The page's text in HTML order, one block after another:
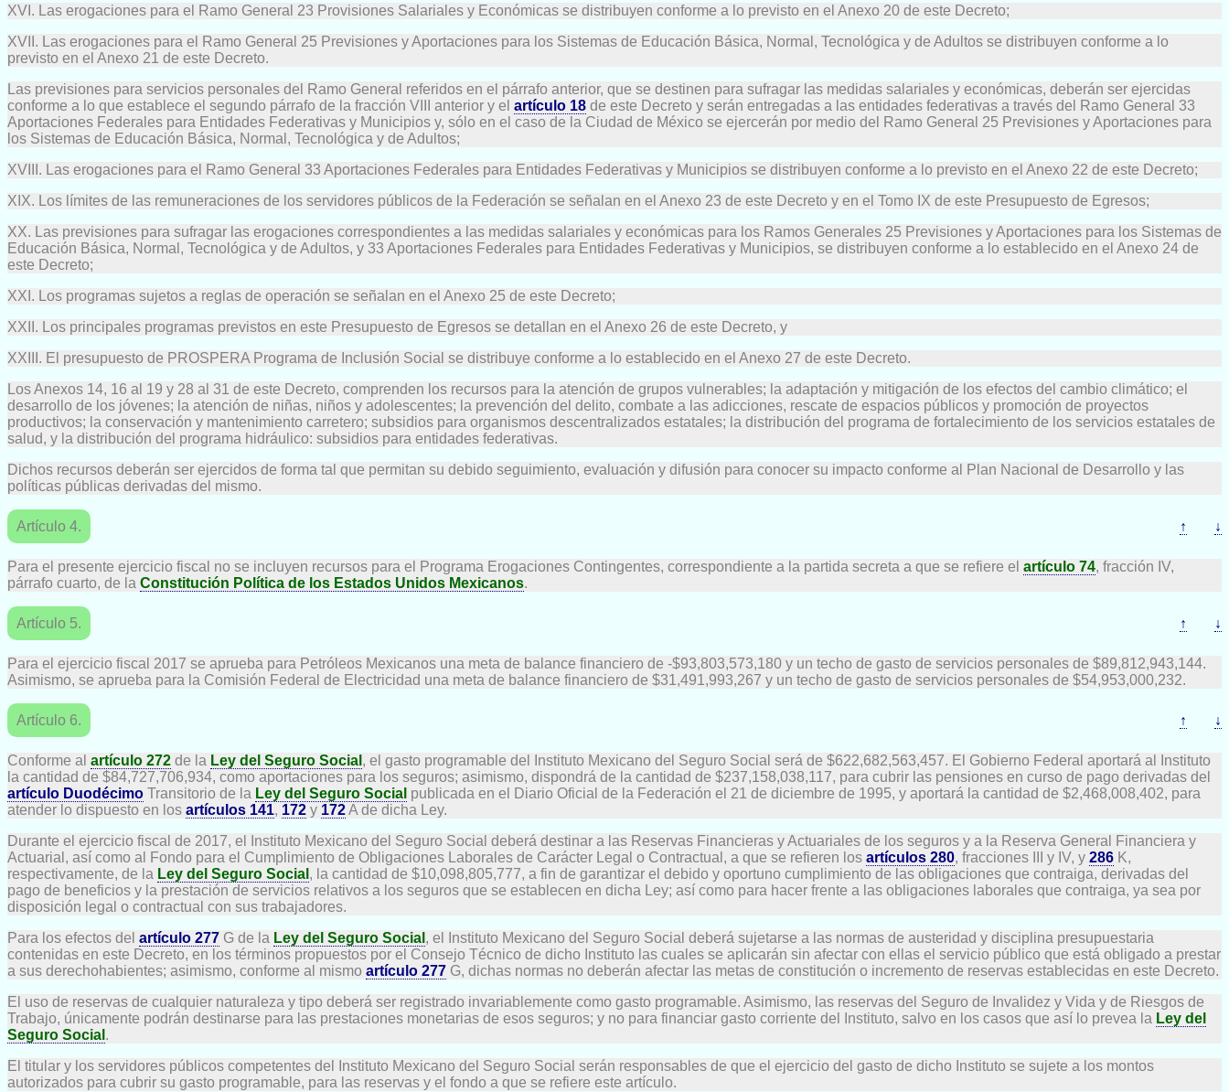
XVI. Las erogaciones para el Ramo General 23 Provisiones Salariales y Económicas se distribuyen conforme a lo previsto en el Anexo 20 de este Decreto;
XVII. Las erogaciones para el Ramo General 25 Previsiones y Aportaciones para los Sistemas de Educación Básica, Normal, Tecnológica y de Adultos se distribuyen conforme a lo
previsto en el Anexo 21 de este Decreto.
Las previsiones para servicios personales del Ramo General referidos en el párrafo anterior, que se destinen para sufragar las medidas salariales y económicas, deberán ser ejercidas
conforme a lo que establece el segundo párrafo de la fracción VIII anterior y el artículo 18 de este Decreto y serán entregadas a las entidades federativas a través del Ramo General 33
Aportaciones Federales para Entidades Federativas y Municipios y, sólo en el caso de la Ciudad de México se ejercerán por medio del Ramo General 25 Previsiones y Aportaciones para
los Sistemas de Educación Básica, Normal, Tecnológica y de Adultos;
XVIII. Las erogaciones para el Ramo General 33 Aportaciones Federales para Entidades Federativas y Municipios se distribuyen conforme a lo previsto en el Anexo 22 de este Decreto;
XIX. Los límites de las remuneraciones de los servidores públicos de la Federación se señalan en el Anexo 23 de este Decreto y en el Tomo IX de este Presupuesto de Egresos;
XX. Las previsiones para sufragar las erogaciones correspondientes a las medidas salariales y económicas para los Ramos Generales 25 Previsiones y Aportaciones para los Sistemas de
Educación Básica, Normal, Tecnológica y de Adultos, y 33 Aportaciones Federales para Entidades Federativas y Municipios, se distribuyen conforme a lo establecido en el Anexo 24 de
este Decreto;
XXI. Los programas sujetos a reglas de operación se señalan en el Anexo 25 de este Decreto;
XXII. Los principales programas previstos en este Presupuesto de Egresos se detallan en el Anexo 26 de este Decreto, y
XXIII. El presupuesto de PROSPERA Programa de Inclusión Social se distribuye conforme a lo establecido en el Anexo 27 de este Decreto.
Los Anexos 14, 16 al 19 y 28 al 31 de este Decreto, comprenden los recursos para la atención de grupos vulnerables; la adaptación y mitigación de los efectos del cambio climático; el
desarrollo de los jóvenes; la atención de niñas, niños y adolescentes; la prevención del delito, combate a las adicciones, rescate de espacios públicos y promoción de proyectos
productivos; la conservación y mantenimiento carretero; subsidios para organismos descentralizados estatales; la distribución del programa de fortalecimiento de los servicios estatales de
salud, y la distribución del programa hidráulico: subsidios para entidades federativas.
Dichos recursos deberán ser ejercidos de forma tal que permitan su debido seguimiento, evaluación y difusión para conocer su impacto conforme al Plan Nacional de Desarrollo y las
políticas públicas derivadas del mismo.
Artículo 4. ↑ ↓
Para el presente ejercicio fiscal no se incluyen recursos para el Programa Erogaciones Contingentes, correspondiente a la partida secreta a que se refiere el artículo 74, fracción IV,
párrafo cuarto, de la Constitución Política de los Estados Unidos Mexicanos.
Artículo 5. ↑ ↓
Para el ejercicio fiscal 2017 se aprueba para Petróleos Mexicanos una meta de balance financiero de -$93,803,573,180 y un techo de gasto de servicios personales de $89,812,943,144.
Asimismo, se aprueba para la Comisión Federal de Electricidad una meta de balance financiero de $31,491,993,267 y un techo de gasto de servicios personales de $54,953,000,232.
Artículo 6. ↑ ↓
Conforme al artículo 272 de la Ley del Seguro Social , el gasto programable del Instituto Mexicano del Seguro Social será de $622,682,563,457. El Gobierno Federal aportará al Instituto
la cantidad de $84,727,706,934, como aportaciones para los seguros; asimismo, dispondrá de la cantidad de $237,158,038,117, para cubrir las pensiones en curso de pago derivadas del
artículo Duodécimo Transitorio de la Ley del Seguro Social publicada en el Diario Oficial de la Federación el 21 de diciembre de 1995, y aportará la cantidad de $2,468,008,402, para
atender lo dispuesto en los artículos 141, 172 y 172A de dicha Ley.
Durante el ejercicio fiscal de 2017, el Instituto Mexicano del Seguro Social deberá destinar a las Reservas Financieras y Actuariales de los seguros y a la Reserva General Financiera y
Actuarial, así como al Fondo para el Cumplimiento de Obligaciones Laborales de Carácter Legal o Contractual, a que se refieren los artículos 280, fracciones III y IV, y 286 K,
respectivamente, de la Ley del Seguro Social , la cantidad de $10,098,805,777, a fin de garantizar el debido y oportuno cumplimiento de las obligaciones que contraiga, derivadas del
pago de beneficios y la prestación de servicios relativos a los seguros que se establecen en dicha Ley; así como para hacer frente a las obligaciones laborales que contraiga, ya sea por
disposición legal o contractual con sus trabajadores.
Para los efectos del artículo 277 G de la Ley del Seguro Social , el Instituto Mexicano del Seguro Social deberá sujetarse a las normas de austeridad y disciplina presupuestaria
contenidas en este Decreto, en los términos propuestos por el Consejo Técnico de dicho Instituto las cuales se aplicarán sin afectar con ellas el servicio público que está obligado a prestar
a sus derechohabientes; asimismo, conforme al mismo artículo 277 G, dichas normas no deberán afectar las metas de constitución o incremento de reservas establecidas en este Decreto.
El uso de reservas de cualquier naturaleza y tipo deberá ser registrado invariablemente como gasto programable. Asimismo, las reservas del Seguro de Invalidez y Vida y de Riesgos de
Trabajo, únicamente podrán destinarse para las prestaciones monetarias de esos seguros; y no para financiar gasto corriente del Instituto, salvo en los casos que así lo prevea la Ley del
Seguro Social .
El titular y los servidores públicos competentes del Instituto Mexicano del Seguro Social serán responsables de que el ejercicio del gasto de dicho Instituto se sujete a los montos
autorizados para cubrir su gasto programable, para las reservas y el fondo a que se refiere este artículo.